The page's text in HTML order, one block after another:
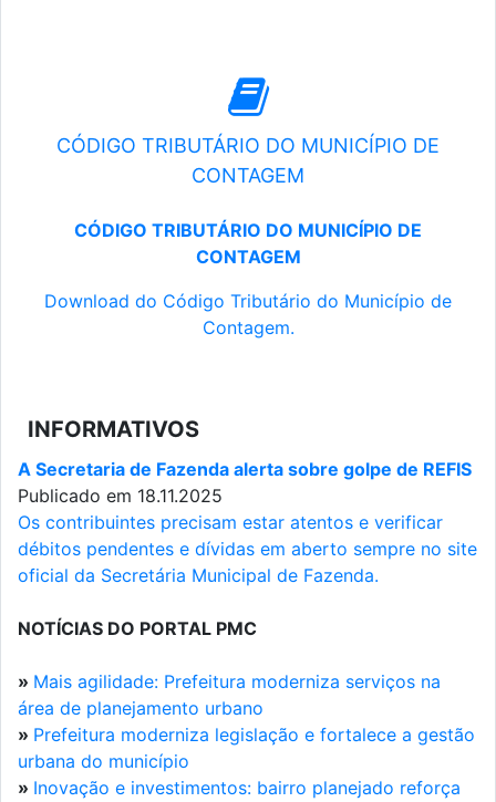
CÓDIGO TRIBUTÁRIO DO MUNICÍPIO DE
CONTAGEM
CÓDIGO TRIBUTÁRIO DO MUNICÍPIO DE
CONTAGEM
Download do Código Tributário do Município de
Contagem.
INFORMATIVOS
A Secretaria de Fazenda alerta sobre golpe de REFIS
Publicado em 18.11.2025
Os contribuintes precisam estar atentos e verificar
débitos pendentes e dívidas em aberto sempre no site
oficial da Secretária Municipal de Fazenda.
NOTÍCIAS DO PORTAL PMC
» Mais agilidade: Prefeitura moderniza serviços na
área de planejamento urbano
» Prefeitura moderniza legislação e fortalece a gestão
urbana do município
» Inovação e investimentos: bairro planejado reforça